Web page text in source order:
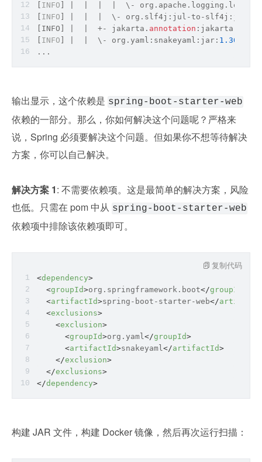
INFO ] |  |  |  |  \-
INFO ] |  |  |  \- org.slf4j:jul-to-slf4j:jar:
[INFO] |  |  +- jakarta. annotation :jakarta.
INFO ] |  |  \- org.yaml:snakeyaml:jar: 1.30
...
输出显示，这个依赖是 spring-boot-starter-web
依赖的一部分。那么，你如何解决这个问题呢？严格来
说，Spring 必须要解决这个问题。但如果你不想等待解决
方案，你可以自己解决。
解决方案 1: 不需要依赖项。这是最简单的解决方案，风险
也低。只需在 pom 中从 spring-boot-starter-web
依赖项中排除该依赖项即可。
<dependency>
<groupId>org.springframework.boot</groupId
<artifactId>spring-boot-starter-web</
<exclusions>
<exclusion>
<groupId>org.yaml</groupId>
<artifactId>snakeyaml</artifactId>
</exclusion>
</exclusions>
</dependency>
复制代码
构建 JAR 文件，构建 Docker 镜像，然后再次运行扫描：